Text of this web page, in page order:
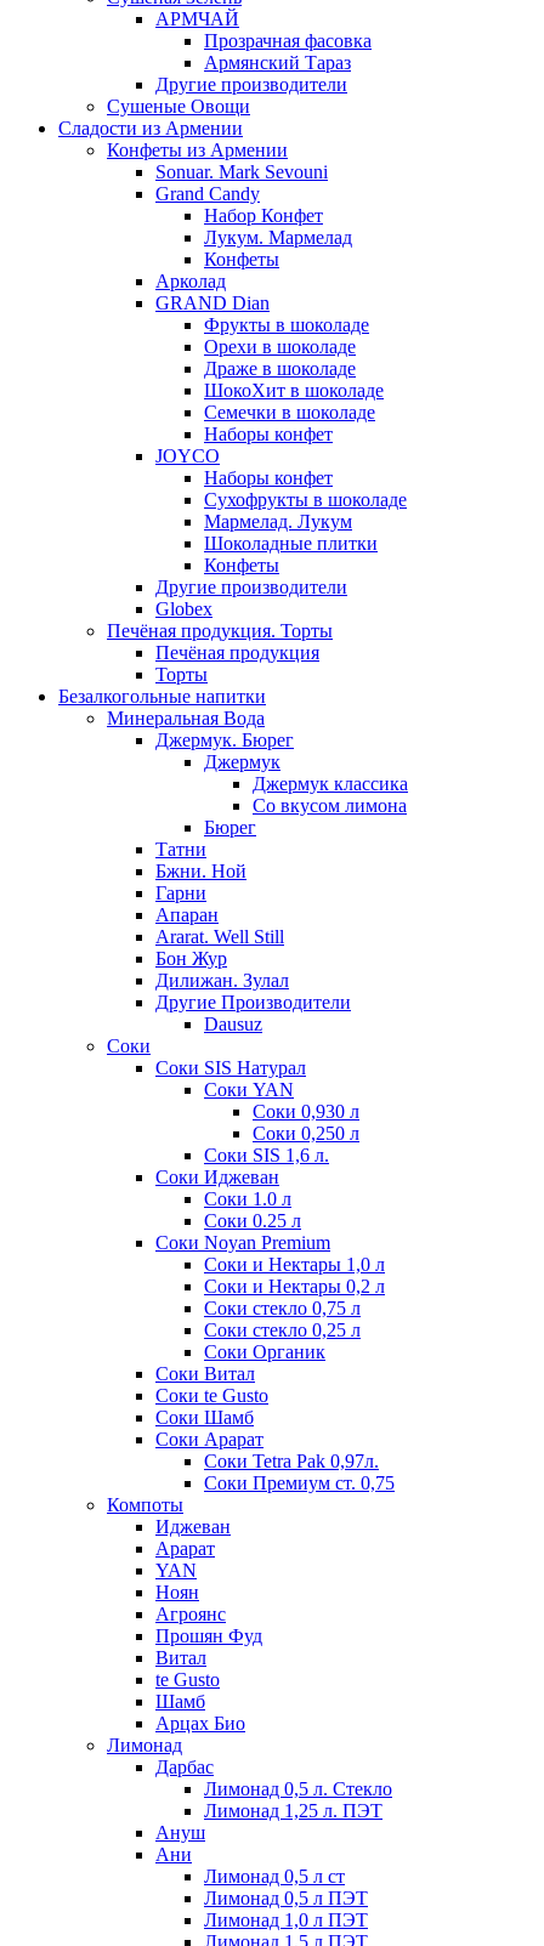
АРМЧАЙ
Прозрачная фасовка
Армянский Тараз
Другие производители
Сушеные Овощи
Сладости из Армении
Конфеты из Армении
Sonuar. Mark Sevouni
Grand Candy
Набор Конфет
Лукум. Мармелад
Конфеты
Арколад
GRAND Dian
Фрукты в шоколаде
Орехи в шоколаде
Драже в шоколаде
ШокоХит в шоколаде
Семечки в шоколаде
Наборы конфет
JOYCO
Наборы конфет
Сухофрукты в шоколаде
Мармелад. Лукум
Шоколадные плитки
Конфеты
Другие производители
Globex
Печёная продукция. Торты
Печёная продукция
Торты
Безалкогольные напитки
Минеральная Вода
Джермук. Бюрег
Джермук
Джермук классика
Со вкусом лимона
Бюрег
Татни
Бжни. Ной
Гарни
Апаран
Ararat. Well Still
Бон Жур
Дилижан. Зулал
Другие Производители
Dausuz
Соки
Соки SIS Натурал
Соки YAN
Соки 0,930 л
Соки 0,250 л
Соки SIS 1,6 л.
Соки Иджеван
Соки 1.0 л
Соки 0.25 л
Соки Noyan Premium
Соки и Нектары 1,0 л
Соки и Нектары 0,2 л
Соки стекло 0,75 л
Соки стекло 0,25 л
Соки Органик
Соки Витал
Соки te Gusto
Соки Шамб
Соки Арарат
Соки Tetra Pak 0,97л.
Соки Премиум ст. 0,75
Компоты
Иджеван
Арарат
YAN
Ноян
Агроянс
Прошян Фуд
Витал
te Gusto
Шамб
Арцах Био
Лимонад
Дарбас
Лимонад 0,5 л. Стекло
Лимонад 1,25 л. ПЭТ
Ануш
Ани
Лимонад 0,5 л ст
Лимонад 0,5 л ПЭТ
Лимонад 1,0 л ПЭТ
Лимонад 1,5 л ПЭТ